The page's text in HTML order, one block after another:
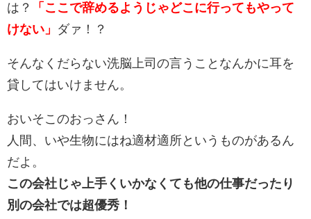
は？
「ここで辞めるようじゃどこに行ってもやって
けない」 ダァ！？
そんなくだらない洗脳上司の言うことなんかに耳を
貸してはいけません。
おいそこのおっさん！
人間、いや生物にはね適材適所というものがあるん
だよ。
この会社じゃ上手くいかなくても他の仕事だったり
別の会社では超優秀！